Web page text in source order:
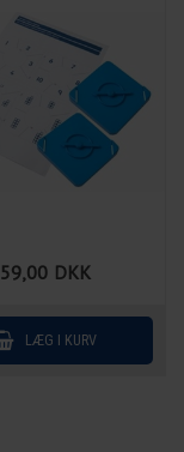
59,00 DKK